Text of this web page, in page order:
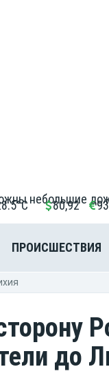
80,92
ПРОИСШЕСТВИЯ
до